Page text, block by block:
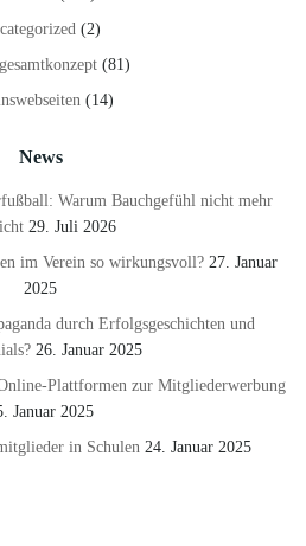
(2)
(81)
(14)
News
Warum Bauchgefühl nicht mehr
29. Juli 2026
im Verein so wirkungsvoll? 27. Januar
2025
durch Erfolgsgeschichten und
26. Januar 2025
Plattformen zur Mitgliederwerbung
Januar 2025
in Schulen 24. Januar 2025